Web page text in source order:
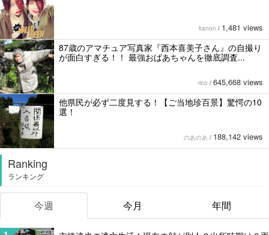
kanon / 1,481 views
87歳のアマチュア写真家『西本喜美子さん』の自撮り
が面白すぎる！！ 最強おばあちゃんを徹底調査...
rico / 645,668 views
他県民が必ず二度見する！【ご当地珍百景】驚愕の10
選！
のあのあ / 188,142 views
Ranking
ランキング
今週 今月 年間